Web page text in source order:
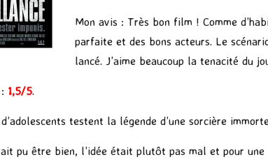
Mon avis : Très bon film ! Comme
parfaite et des bons acteurs. Le
lancé. J’aime beaucoup la tenacité du
: 1,5/5.
testent la légende d’une sorcière
pu être bien, l’idée était plutôt pas mal et pour